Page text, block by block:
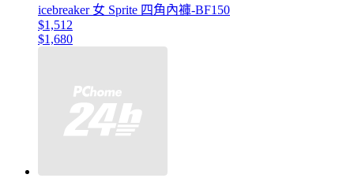
icebreaker 女 Sprite 四角內褲-BF150
$1,512
$1,680